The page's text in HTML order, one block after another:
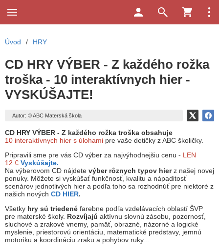
Úvod / HRY
CD HRY VÝBER - Z každého rožka
troška - 10 interaktívnych hier -
VYSKÚŠAJTE!
Autor: © ABC Materská škola
CD HRY VÝBER - Z každého rožka troška obsahuje
10 interaktívnych hier s úlohami pre vaše detičky z ABC školičky.
Pripravili sme pre vás CD výber za najvýhodnejšiu cenu - LEN
12 € Vyskúšajte.
Na výberovom CD nájdete výber rôznych typov hierz našej novej
ponuky. Môžete si vyskúšať funkčnosť, kvalitu a nápaditosť
scenárov jednotlivých hier a podľa toho sa rozhodnúť pre niektoré z
našich nových CD HIER.
Všetky hry sú triedené farebne podľa vzdelávacích oblastí ŠVP
pre materské školy. Rozvíjajú aktívnu slovnú zásobu, pozornosť,
sluchové a zrakové vnemy, pamäť, obrazné, názorné a logické
myslenie, priestorovú orientáciu, matematické predstavy, jemnú
motoriku a koordináciu zraku a pohybov ruky...